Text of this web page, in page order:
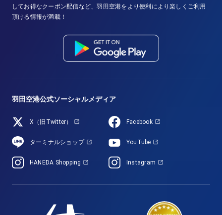
してお得なクーポン配信など、羽田空港をより便利により楽しくご利用
頂ける情報が満載！
羽田空港公式ソーシャルメディア
X（旧Twitter） Facebook
ターミナルショップ YouTube
HANEDA Shopping Instagram